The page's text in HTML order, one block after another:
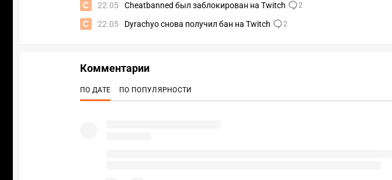
22.05 Cheatbanned был заблокирован на Twitch 2
22.05 Dyrachyo снова получил бан на Twitch 2
Комментарии
ПО ДАТЕ ПО ПОПУЛЯРНОСТИ